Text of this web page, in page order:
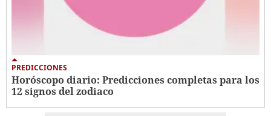
PREDICCIONES
Horóscopo diario: Predicciones completas para los
12 signos del zodiaco